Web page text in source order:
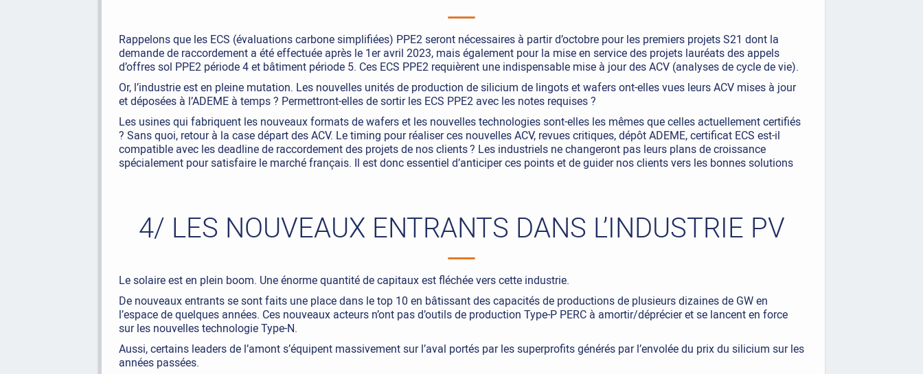
Rappelons que les ECS (évaluations carbone simplifiées) PPE2 seront nécessaires à partir d’octobre pour les premiers projets S21 dont la
demande de raccordement a été effectuée après le 1er avril 2023, mais également pour la mise en service des projets lauréats des appels
d’offres sol PPE2 période 4 et bâtiment période 5. Ces ECS PPE2 requièrent une indispensable mise à jour des ACV (analyses de cycle de vie).
Or, l’industrie est en pleine mutation. Les nouvelles unités de production de silicium de lingots et wafers ont-elles vues leurs ACV mises à jour
et déposées à l’ADEME à temps ? Permettront-elles de sortir les ECS PPE2 avec les notes requises ?
Les usines qui fabriquent les nouveaux formats de wafers et les nouvelles technologies sont-elles les mêmes que celles actuellement certifiés
? Sans quoi, retour à la case départ des ACV. Le timing pour réaliser ces nouvelles ACV, revues critiques, dépôt ADEME, certificat ECS est-il
compatible avec les deadline de raccordement des projets de nos clients ? Les industriels ne changeront pas leurs plans de croissance
spécialement pour satisfaire le marché français. Il est donc essentiel d’anticiper ces points et de guider nos clients vers les bonnes solutions
4/ LES NOUVEAUX ENTRANTS DANS L’INDUSTRIE PV
Le solaire est en plein boom. Une énorme quantité de capitaux est fléchée vers cette industrie.
De nouveaux entrants se sont faits une place dans le top 10 en bâtissant des capacités de productions de plusieurs dizaines de GW en
l’espace de quelques années. Ces nouveaux acteurs n’ont pas d’outils de production Type-P PERC à amortir/déprécier et se lancent en force
sur les nouvelles technologie Type-N.
Aussi, certains leaders de l’amont s’équipent massivement sur l’aval portés par les superprofits générés par l’envolée du prix du silicium sur les
années passées.